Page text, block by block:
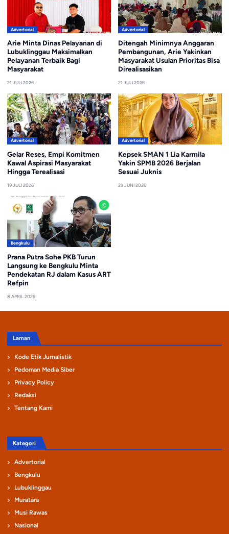
Advertorial
Arie Minta Dinas Pelayanan di
Lubuklinggau Maksimalkan
Pelayanan Terbaik Bagi
Masyarakat
21 JULI 2026
Advertorial
Ditengah Minimnya Anggaran
Pembangunan, Arie Yakinkan
Masyarakat Usulan Prioritas Bisa
Direalisasikan
21 JULI 2026
Advertorial
Gelar Reses, Empi Komitmen
Kawal Aspirasi Masyarakat
Hingga Terealisasi
19 JULI 2026
Advertorial
Kepsek SMAN 1 Lia Karmila
Yakin SPMB 2026 Berjalan
Sesuai Juknis
29 JUNI 2026
Bengkulu
Prana Putra Sohe PKB Turun
Langsung ke Bengkulu Minta
Pendekatan RJ dalam Kasus ART
Refpin
8 APRIL 2026
Laman
Kode Etik Jurnalistik
Pedoman Media Siber
Privacy Policy
Redaksi
Tentang Kami
Kategori
Advertorial
Bengkulu
Lubuklinggau
Muratara
Musi Rawas
Nasional